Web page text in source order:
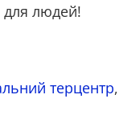
для людей!
терцентр